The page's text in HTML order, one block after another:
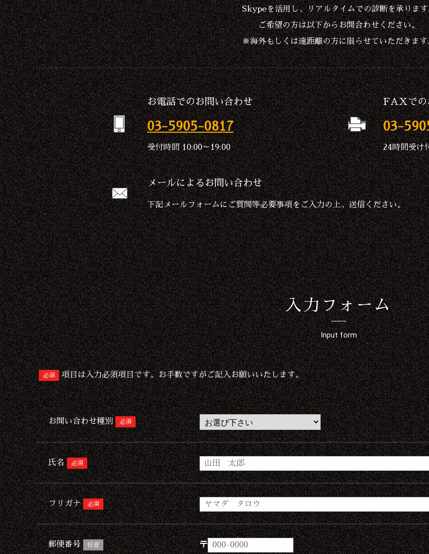
Skypeを活用し、リアルタイムでの診断を承ります
ご希望の方は以下からお問合わせください。
※海外もしくは遠距離の方に限らせていただきます
お電話でのお問い合わせ
03-5905-0817
受付時間 10:00～19:00
FAXでの
03-
24時間受け
メールによるお問い合わせ
下記メールフォームにご質問等必要事項をご入力の上、送信ください。
入力フォーム
Input form
必須 項目は入力必須項目です。お手数ですがご記入お願いいたします。
お問い合わせ種別 必須
氏名 必須
フリガナ 必須
郵便番号 任意 〒